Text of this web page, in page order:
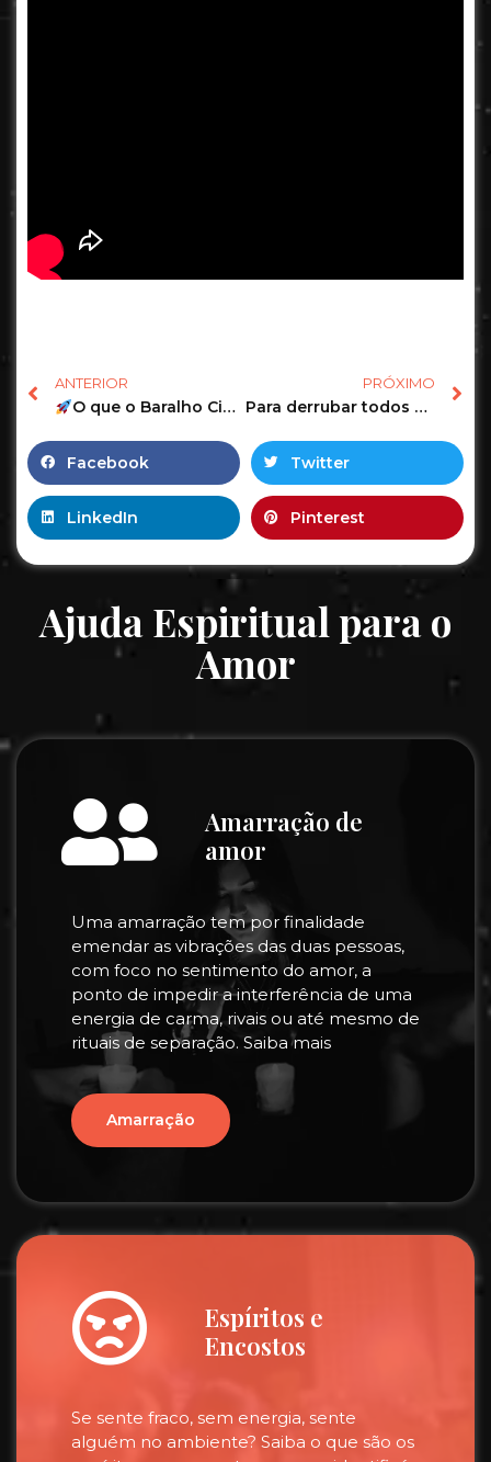
ANTERIOR
O que o Baralho Cigano fala dele(a)?
PRÓXIMO
Para derrubar todos os inimigos
Facebook Twitter
LinkedIn Pinterest
Ajuda Espiritual para o
Amor
Amarração de
amor
Uma amarração tem por finalidade
emendar as vibrações das duas pessoas,
com foco no sentimento do amor, a
ponto de impedir a interferência de uma
energia de carma, rivais ou até mesmo de
rituais de separação. Saiba mais
Amarração
Espíritos e
Encostos
Se sente fraco, sem energia, sente
alguém no ambiente? Saiba o que são os